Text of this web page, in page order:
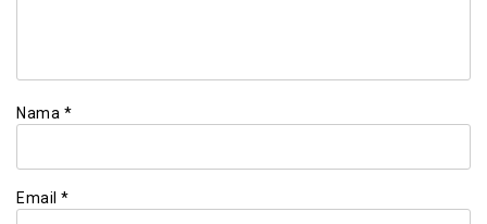
Nama *
Email *